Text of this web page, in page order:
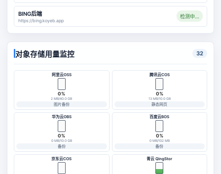
BING后端
https://bing.koyeb.app
检测中...
对象存储用量监控 32
阿里云OSS
0%
2 MB/40.0 GB
图片备份
腾讯云COS
0%
13 MB/10.0 GB
静态网页
华为云OBS
0%
0 MB/10.0 GB
备份
百度云BOS
0%
0 MB/102 MB
备份
京东云COS 青云 QingStor